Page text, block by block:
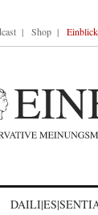
Shop